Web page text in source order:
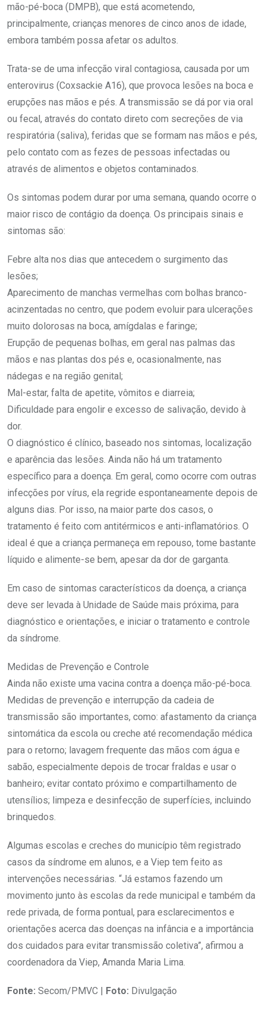
mão-pé-boca (DMPB), que está acometendo,
principalmente, crianças menores de cinco anos de idade,
embora também possa afetar os adultos.
Trata-se de uma infecção viral contagiosa, causada por um
enterovirus (Coxsackie A16), que provoca lesões na boca e
erupções nas mãos e pés. A transmissão se dá por via oral
ou fecal, através do contato direto com secreções de via
respiratória (saliva), feridas que se formam nas mãos e pés,
pelo contato com as fezes de pessoas infectadas ou
através de alimentos e objetos contaminados.
Os sintomas podem durar por uma semana, quando ocorre o
maior risco de contágio da doença. Os principais sinais e
sintomas são:
Febre alta nos dias que antecedem o surgimento das
lesões;
Aparecimento de manchas vermelhas com bolhas branco-
acinzentadas no centro, que podem evoluir para ulcerações
muito dolorosas na boca, amígdalas e faringe;
Erupção de pequenas bolhas, em geral nas palmas das
mãos e nas plantas dos pés e, ocasionalmente, nas
nádegas e na região genital;
Mal-estar, falta de apetite, vômitos e diarreia;
Dificuldade para engolir e excesso de salivação, devido à
dor.
O diagnóstico é clínico, baseado nos sintomas, localização
e aparência das lesões. Ainda não há um tratamento
específico para a doença. Em geral, como ocorre com outras
infecções por vírus, ela regride espontaneamente depois de
alguns dias. Por isso, na maior parte dos casos, o
tratamento é feito com antitérmicos e anti-inflamatórios. O
ideal é que a criança permaneça em repouso, tome bastante
líquido e alimente-se bem, apesar da dor de garganta.
Em caso de sintomas característicos da doença, a criança
deve ser levada à Unidade de Saúde mais próxima, para
diagnóstico e orientações, e iniciar o tratamento e controle
da síndrome.
Medidas de Prevenção e Controle
Ainda não existe uma vacina contra a doença mão-pé-boca.
Medidas de prevenção e interrupção da cadeia de
transmissão são importantes, como: afastamento da criança
sintomática da escola ou creche até recomendação médica
para o retorno; lavagem frequente das mãos com água e
sabão, especialmente depois de trocar fraldas e usar o
banheiro; evitar contato próximo e compartilhamento de
utensílios; limpeza e desinfecção de superfícies, incluindo
brinquedos.
Algumas escolas e creches do município têm registrado
casos da síndrome em alunos, e a Viep tem feito as
intervenções necessárias. “Já estamos fazendo um
movimento junto às escolas da rede municipal e também da
rede privada, de forma pontual, para esclarecimentos e
orientações acerca das doenças na infância e a importância
dos cuidados para evitar transmissão coletiva”, afirmou a
coordenadora da Viep, Amanda Maria Lima.
Fonte: Secom/PMVC | Foto: Divulgação